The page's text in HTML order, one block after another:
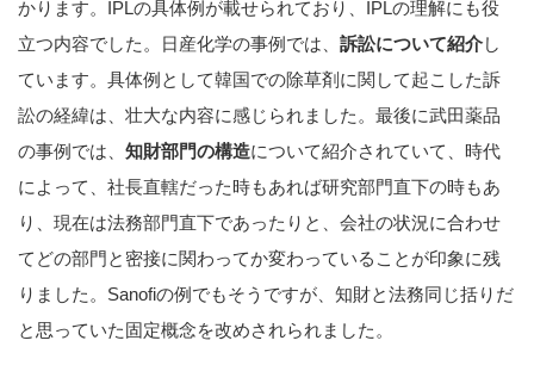
かります。IPLの具体例が載せられており、IPLの理解にも役
立つ内容でした。日産化学の事例では、 訴訟について紹介し
ています。具体例として韓国での除草剤に関して起こした訴
訟の経緯は、壮大な内容に感じられました。最後に武田薬品
の事例では、 知財部門の構造について紹介されていて、時代
によって、社長直轄だった時もあれば研究部門直下の時もあ
り、現在は法務部門直下であったりと、会社の状況に合わせ
てどの部門と密接に関わってか変わっていることが印象に残
りました。Sanofiの例でもそうですが、知財と法務同じ括りだ
と思っていた固定概念を改めされられました。